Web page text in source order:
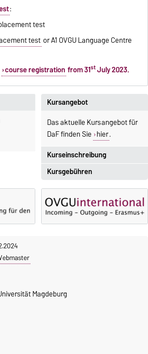
:
test
test or A1 OVGU Language Centre
course registration from 31stJuly 2023.
Kurseinschreibung
Einschreibezeitraum:
5. Oktober 2026, 9.00 Uhr bis
23. Oktober 2026, 18 Uhr
Moodle
OVGU-Account
Anmeldung
Kursangebot
Das aktuelle Kursangebot für
DaF finden Sie hier.
Kursgebühren
Sprachkurse sind i. d. R.
gebührenpflichtig.
Gebühren
Incomings
Magdeburg